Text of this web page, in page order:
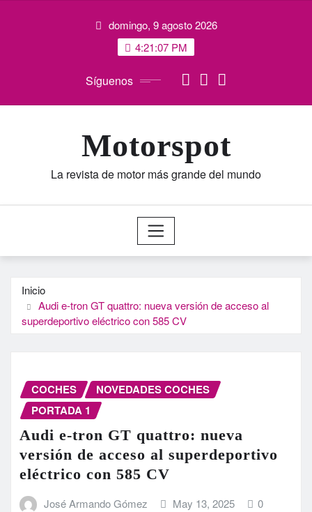
domingo, 9 agosto 2026
4:21:08 PM
Síguenos
Motorspot
La revista de motor más grande del mundo
Inicio
Audi e-tron GT quattro: nueva versión de acceso al
superdeportivo eléctrico con 585 CV
COCHES
NOVEDADES COCHES
PORTADA 1
Audi e-tron GT quattro: nueva
versión de acceso al superdeportivo
eléctrico con 585 CV
José Armando Gómez May 13, 2025 0